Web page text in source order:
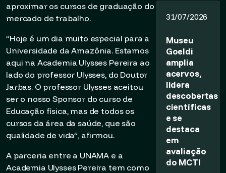
aproximar os cursos de graduação do
mercado de trabalho.
“Hoje é um dia muito especial para a
Universidade da Amazônia. Estamos
aqui na Academia Ulysses Pereira ao
lado do professor Ulysses, do Doutor
Jarbas. O professor Ulysses aceitou
ser o nosso Sponsor do curso de
Educação física, mas de todos os
cursos da área da saúde, que são
qualidade de vida”, afirmou.
A parceria entre a UNAMA e a
Academia Ulysses Pereira tem como
31/07/2026
Museu
Goeldi
amplia
acervos,
lidera
descobertas
científicas
e se
destaca
em
avaliação
do MCTI